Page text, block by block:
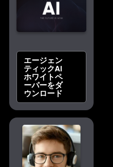
エージェン
ティックAI
ホワイトペ
ーパーをダ
ウンロード